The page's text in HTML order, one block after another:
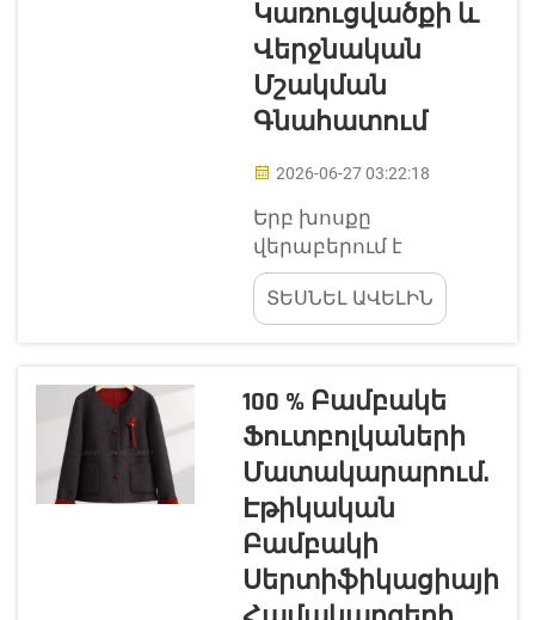
հիմնարար իրերի
հավաքածու: V-ձև վզի
թայթակները...
Կառուցվածքի ԵՒ
Վերջնական
Մշակման
Գնահատում
2026-06-27 03:22:18
Երբ խոսքը
վերաբերում է
կանանց V ձևի վզի
ունեցող տի-
շարտերին, կա շատ
է մտածել: V ձևի վզի
ունեցող տի-շարտերը
շատ հայտնի են, քանի
որ դրանք հաճելի են
կրելու համար և
ոճավորված են: Jiayi
Clothing-ում մենք
գիտենք, թե որքան
ՏԵՍՆԵԼ ԱՎԵԼԻՆ
100 % Բամբակե
Ֆուտբոլկաների
Մատակարարում.
Էթիկական
Բամբակի
Սերտիֆիկացիայի